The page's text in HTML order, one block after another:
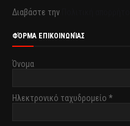
Διαβάστε την
ΦΌΡΜΑ ΕΠΙΚΟΙΝΩΝΊΑΣ
Όνομα
Ηλεκτρονικό ταχυδρομείο *